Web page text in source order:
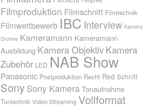
Filmproduktion Filmschnitt Filmtechnik
Filmwettbewerb IBC Interview Kamera
Drohne Kameramann Kameramann
Ausbildung Kamera ObjektivKamera
Zubehör LED NAB Show
Panasonic Postproduktion Recht Red Schnitt
Sony Sony KameraTonaufnahme
Tontechnik Video Streaming Vollformat